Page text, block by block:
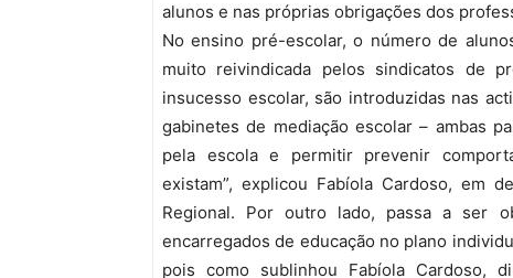
alunos e nas próprias obrigações dos
No ensino pré-escolar, o número de
muito reivindicada pelos sindicatos de
insucesso escolar, são introduzidas nas
gabinetes de mediação escolar – ambas
pela escola e permitir prevenir
existam”, explicou Fabíola Cardoso, em
Regional. Por outro lado, passa a ser
encarregados de educação no plano
pois como sublinhou Fabíola Cardoso,